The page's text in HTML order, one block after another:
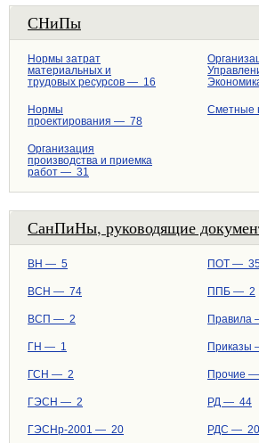
СНиПы
Нормы затрат
материальных и
трудовых ресурсов — 16
Нормы
проектирования — 78
Организация
производства и приемка
работ — 31
Сметные
СанПиНы, руководящие
ВН — 5
ВСН — 74
ВСП — 2
ГН — 1
ГСН — 2
ГЭСН — 2
ГЭСНр-2001 — 20
ПОТ —
ППБ — 2
Правила
Приказы
Прочие
РД — 44
РДС — 20